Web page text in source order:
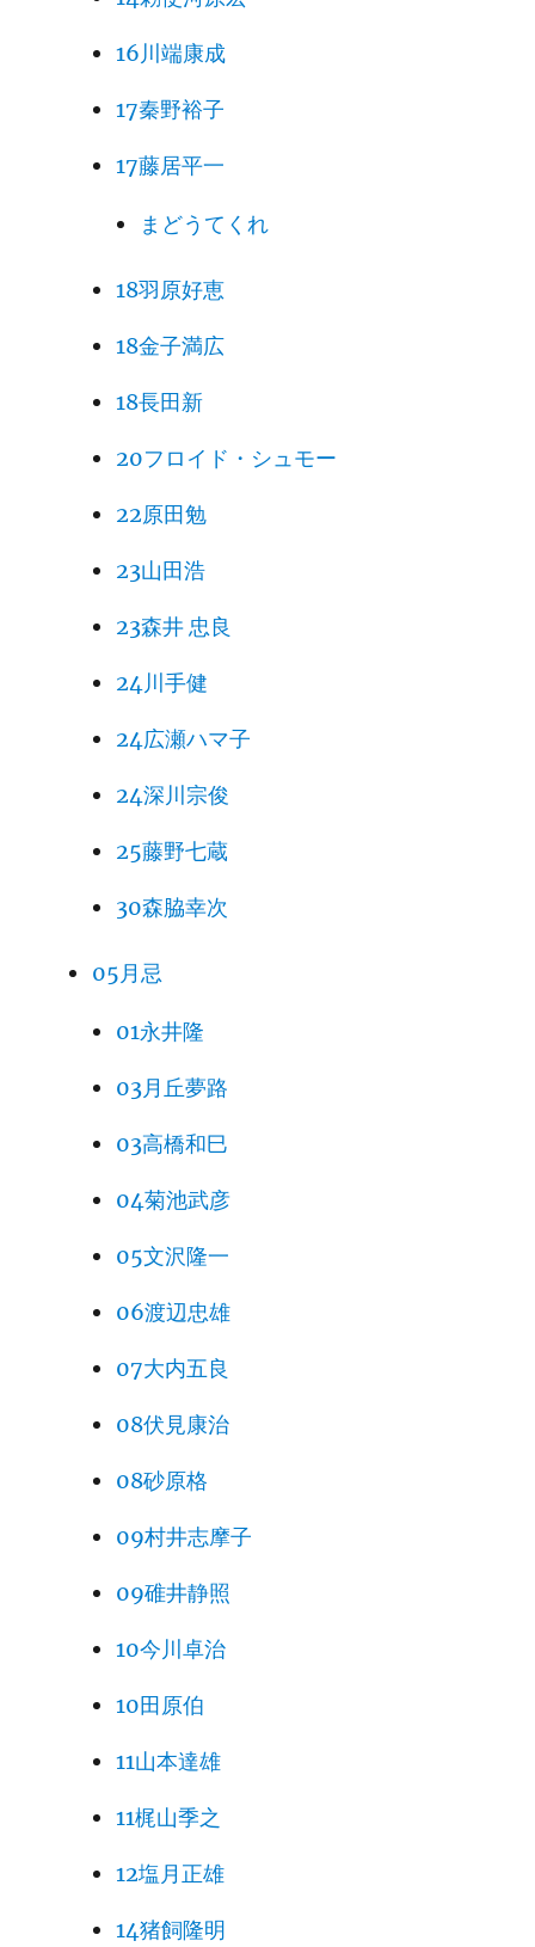
16川端康成
17秦野裕子
17藤居平一
まどうてくれ
18羽原好恵
18金子満広
18長田新
20フロイド・シュモー
22原田勉
23山田浩
23森井 忠良
24川手健
24広瀬ハマ子
24深川宗俊
25藤野七蔵
30森脇幸次
05月忌
01永井隆
03月丘夢路
03高橋和巳
04菊池武彦
05文沢隆一
06渡辺忠雄
07大内五良
08伏見康治
08砂原格
09村井志摩子
09碓井静照
10今川卓治
10田原伯
11山本達雄
11梶山季之
12塩月正雄
14猪飼隆明